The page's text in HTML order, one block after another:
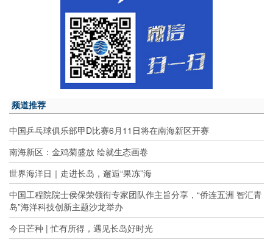
频道推荐
中国乒乓球俱乐部甲D比赛6月11日将在南海新区开赛
南海新区：金鸡菊盛放 绘就生态画卷
世界海洋日｜走进长岛，邂逅“果冻”海
中国工程院院士侯保荣领衔专家团队作主旨分享，“侨连五洲 智汇青
岛”海洋科技创新主题沙龙举办
今日芒种 | 忙有所得，遇见长岛好时光